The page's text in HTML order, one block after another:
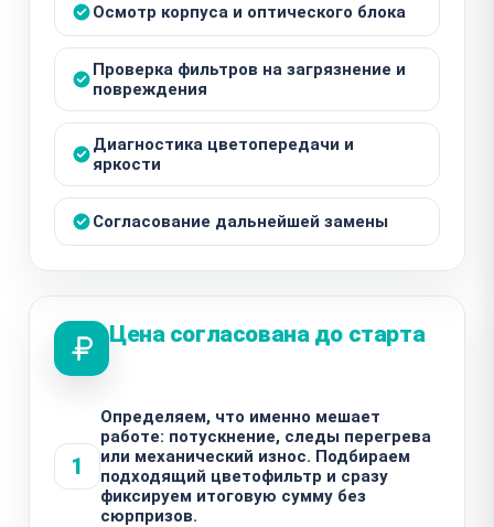
Осмотр корпуса и оптического блока
Проверка фильтров на загрязнение и
повреждения
Диагностика цветопередачи и
яркости
Согласование дальнейшей замены
Цена согласована до старта
1
Определяем, что именно мешает
работе: потускнение, следы перегрева
или механический износ. Подбираем
подходящий цветофильтр и сразу
фиксируем итоговую сумму без
сюрпризов.